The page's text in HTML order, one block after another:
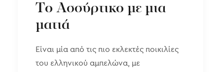
Τo Ασσύρτικο με μια
ματιά
Είναι μία από τις πιο εκλεκτές ποικιλίες
του ελληνικού αμπελώνα, με